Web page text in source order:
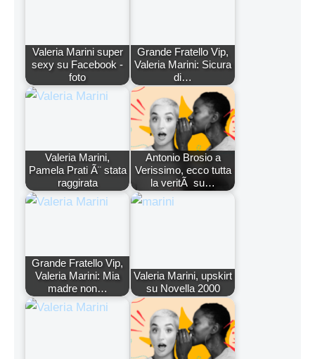
Valeria Marini super
sexy su Facebook -
foto
Grande Fratello Vip,
Valeria Marini: Sicura
di…
Valeria Marini,
Pamela Prati Ã¨ stata
raggirata
Antonio Brosio a
Verissimo, ecco tutta
la veritÃ su…
Grande Fratello Vip,
Valeria Marini: Mia
madre non…
Valeria Marini, upskirt
su Novella 2000